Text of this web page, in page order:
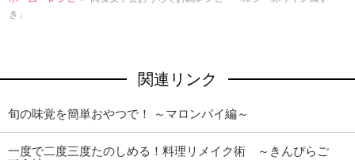
き」
関連リンク
旬の味覚を簡単おやつで！ ～マロンパイ編～
一度で二度三度たのしめる！料理リメイク術 ～きんぴらご